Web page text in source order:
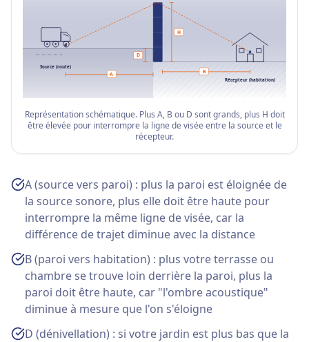
Source (route)
Récepteur (habitation)
A B
H
D
Représentation schématique. Plus A, B ou D sont grands, plus H doit
être élevée pour interrompre la ligne de visée entre la source et le
récepteur.
A (source vers paroi) : plus la paroi est éloignée de
la source sonore, plus elle doit être haute pour
interrompre la même ligne de visée, car la
différence de trajet diminue avec la distance
B (paroi vers habitation) : plus votre terrasse ou
chambre se trouve loin derrière la paroi, plus la
paroi doit être haute, car "l'ombre acoustique"
diminue à mesure que l'on s'éloigne
D (dénivellation) : si votre jardin est plus bas que la